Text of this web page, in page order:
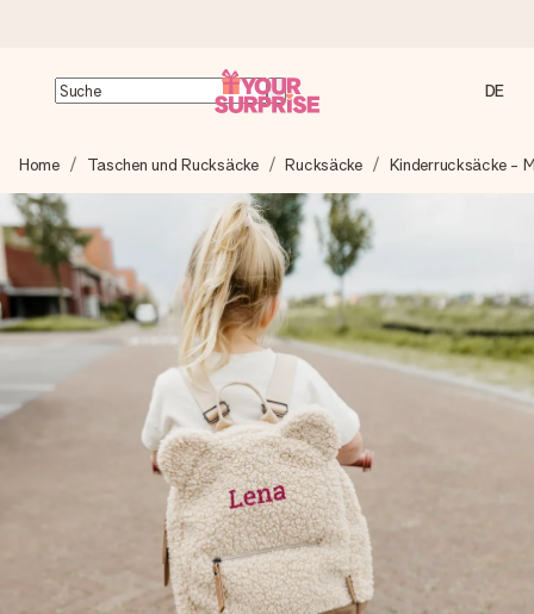
Wir bereiten dein Geschenk sorgfältig vor und schicken es
blitzschnell – damit du es genau zum richtigen Zeitpunkt
überreichen kannst, wenn es am meisten zählt.
4,7 (basierend auf +15.000 Bewertungen)
Unsere Geschenke begeistern. Kunden bewerten uns mit
4,7 bei Google Reviews (Gesamtergebnis aller Länder, in
die wir versenden).
Mit Liebe gemacht, im Handumdrehen
Erstelle etwas Einzigartiges in wenigen Schritten – mit
ihrem Namen, deinem Foto oder einer Nachricht von
Herzen. Kein Stress, nur pure Liebe für den perfekten
DE
Home Taschen und Rucksäcke Rucksäcke Kinderrucksäcke -